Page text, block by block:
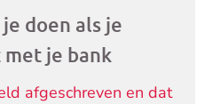
doen als je
je bank
afgeschreven en dat